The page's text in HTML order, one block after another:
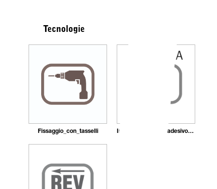
Tecnologie
Fissaggio_con_tasselli Installazione_con_adesivo_in_pasta